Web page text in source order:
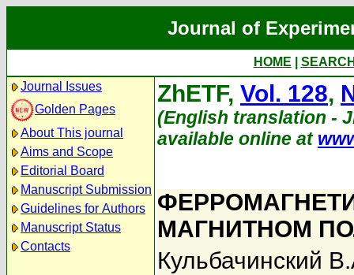
Journal of
HOME
Journal Issues
Golden Pages
About This journal
Aims and Scope
Editorial Board
Manuscript Submission
Guidelines for Authors
Manuscript Status
Contacts
ZhETF, Vol. 128,
(English translation -
available online at
МАГНИТНОМ
Кульбачинский